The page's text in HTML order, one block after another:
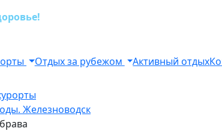
Отдых за рубежом Активный отдых
Железноводск